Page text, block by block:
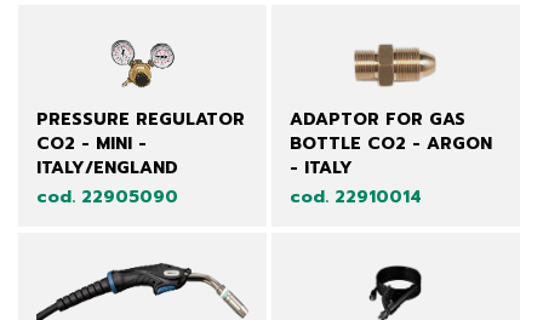
PRESSURE REGULATOR
CO2 - MINI -
ITALY/ENGLAND
cod. 22905090
ADAPTOR FOR GAS
BOTTLE CO2 - ARGON
- ITALY
cod. 22910014